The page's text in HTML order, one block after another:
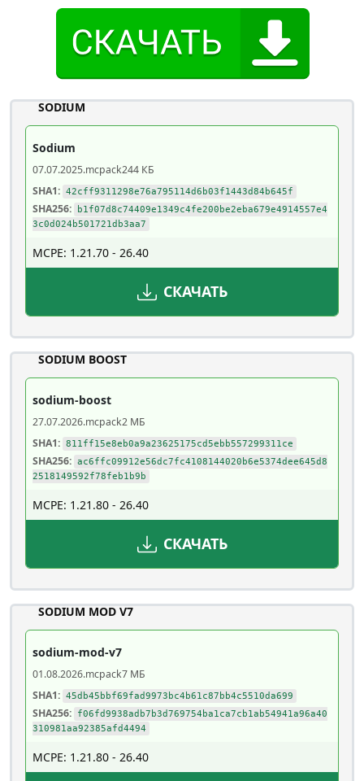
SODIUM
Sodium
07.07.2025.mcpack244 КБ
SHA1: 42cff9311298e76a795114d6b03f1443d84b645f
SHA256:
b1f07d8c74409e1349c4fe200be2eba679e4914557e4
3c0d024b501721db3aa7
MCPE: 1.21.70 - 26.40
СКАЧАТЬ
SODIUM BOOST
sodium-boost
27.07.2026.mcpack2 МБ
SHA1: 811ff15e8eb0a9a23625175cd5ebb557299311ce
SHA256: ac6ffc09912e56dc7fc4108144020b6e5374dee645d8
2518149592f78feb1b9b
MCPE: 1.21.80 - 26.40
СКАЧАТЬ
SODIUM MOD V7
sodium-mod-v7
01.08.2026.mcpack7 МБ
SHA1: 45db45bbf69fad9973bc4b61c87bb4c5510da699
SHA256:
f06fd9938adb7b3d769754ba1ca7cb1ab54941a96a40
310981aa92385afd4494
MCPE: 1.21.80 - 26.40